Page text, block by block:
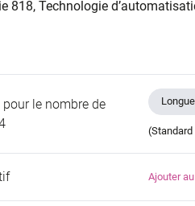
818, Technologie
le nombre de
Ajouter